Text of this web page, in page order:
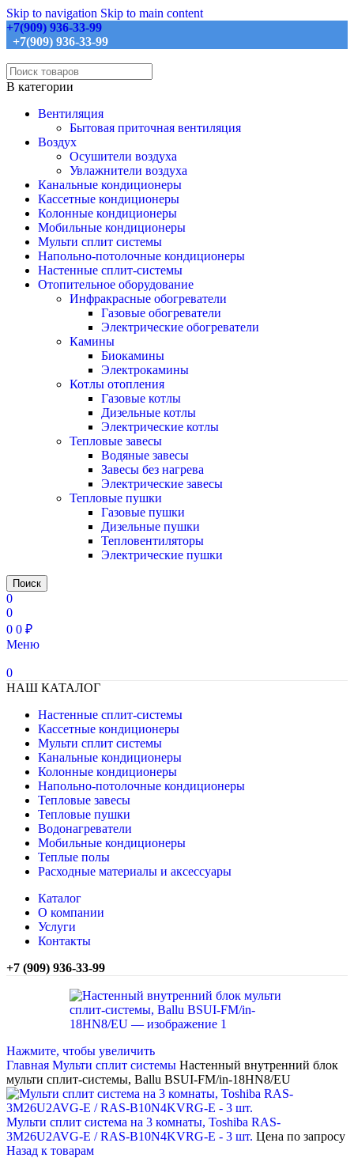
Skip to navigation Skip to main content
+7(909) 936-33-99
+7(909) 936-33-99
В категории
Вентиляция
Бытовая приточная вентиляция
Воздух
Осушители воздуха
Увлажнители воздуха
Канальные кондиционеры
Кассетные кондиционеры
Колонные кондиционеры
Мобильные кондиционеры
Мульти сплит системы
Напольно-потолочные кондиционеры
Настенные сплит-системы
Отопительное оборудование
Инфракрасные обогреватели
Газовые обогреватели
Электрические обогреватели
Камины
Биокамины
Электрокамины
Котлы отопления
Газовые котлы
Дизельные котлы
Электрические котлы
Тепловые завесы
Водяные завесы
Завесы без нагрева
Электрические завесы
Тепловые пушки
Газовые пушки
Дизельные пушки
Тепловентиляторы
Электрические пушки
Поиск
0
0
0 0 ₽
Меню
0
НАШ КАТАЛОГ
Настенные сплит-системы
Кассетные кондиционеры
Мульти сплит системы
Канальные кондиционеры
Колонные кондиционеры
Напольно-потолочные кондиционеры
Тепловые завесы
Тепловые пушки
Водонагреватели
Мобильные кондиционеры
Теплые полы
Расходные материалы и аксессуары
Каталог
О компании
Услуги
Контакты
+7 (909) 936-33-99
Нажмите, чтобы увеличить
Главная Мульти сплит системы Настенный внутренний блок
мульти сплит-системы, Ballu BSUI-FM/in-18HN8/EU
Мульти сплит система на 3 комнаты, Toshiba RAS-
3M26U2AVG-E / RAS-B10N4KVRG-E - 3 шт. Цена по запросу
Назад к товарам